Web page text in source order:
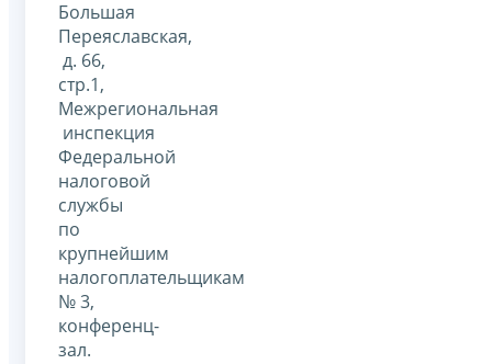
Большая
Переяславская,
д. 66,
стр.1,
Межрегиональная
инспекция
Федеральной
налоговой
службы
по
крупнейшим
налогоплательщикам
№ 3,
конференц-
зал.